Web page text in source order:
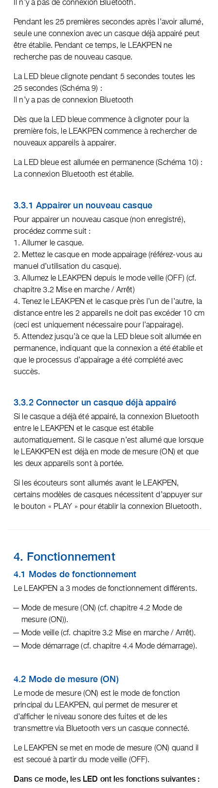
Il n’y a pas de connexion Bluetooth.
Pendant les 25 premières secondes après l’avoir allumé,
seule une connexion avec un casque déjà appairé peut
être établie. Pendant ce temps, le LEAKPEN ne
recherche pas de nouveau casque.
La LED bleue clignote pendant 5 secondes toutes les
25 secondes (Schéma 9) :
Il n’y a pas de connexion Bluetooth
Dès que la LED bleue commence à clignoter pour la
première fois, le LEAKPEN commence à rechercher de
nouveaux appareils à appairer.
La LED bleue est allumée en permanence (Schéma 10) :
La connexion Bluetooth est établie.
3.3.1 Appairer un nouveau casque
Pour appairer un nouveau casque (non enregistré),
procédez comme suit :
1. Allumer le casque.
2. Mettez le casque en mode appairage (référez-vous au
manuel d’utilisation du casque).
3. Allumez le LEAKPEN depuis le mode veille (OFF) (cf.
chapitre 3.2 Mise en marche / Arrêt)
4. Tenez le LEAKPEN et le casque près l’un de l’autre, la
distance entre les 2 appareils ne doit pas excéder 10 cm
(ceci est uniquement nécessaire pour l’appairage).
5. Attendez jusqu’à ce que la LED bleue soit allumée en
permanence, indiquant que la connexion a été établie et
que le processus d’appairage a été complété avec
succès.
3.3.2 Connecter un casque déjà appairé
Si le casque a déjà été appairé, la connexion Bluetooth
entre le LEAKPEN et le casque est établie
automatiquement. Si le casque n’est allumé que lorsque
le LEAKKPEN est déjà en mode de mesure (ON) et que
les deux appareils sont à portée.
Si les écouteurs sont allumés avant le LEAKPEN,
certains modèles de casques nécessitent d’appuyer sur
le bouton « PLAY » pour établir la connexion Bluetooth.
4. Fonctionnement
4.1 Modes de fonctionnement
Le LEAKPEN a 3 modes de fonctionnement différents.
Mode de mesure (ON) (cf. chapitre 4.2 Mode de
mesure (ON)).
Mode veille (cf. chapitre 3.2 Mise en marche / Arrêt).
Mode démarrage (cf. chapitre 4.4 Mode démarrage).
4.2 Mode de mesure (ON)
Le mode de mesure (ON) est le mode de fonction
principal du LEAKPEN, qui permet de mesurer et
d’afficher le niveau sonore des fuites et de les
transmettre via Bluetooth vers un casque connecté.
Le LEAKPEN se met en mode de mesure (ON) quand il
est secoué à partir du mode veille (OFF).
Dans ce mode, les LED ont les fonctions suivantes :